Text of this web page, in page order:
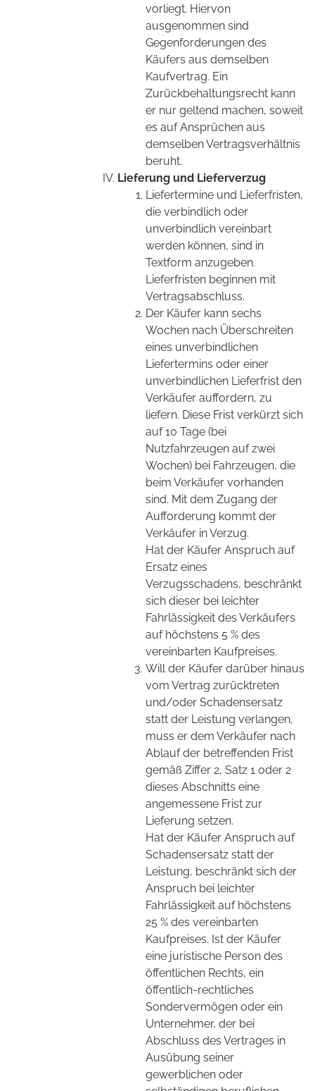
vorliegt. Hiervon
ausgenommen sind
Gegenforderungen des
Käufers aus demselben
Kaufvertrag. Ein
Zurückbehaltungsrecht kann
er nur geltend machen, soweit
es auf Ansprüchen aus
demselben Vertragsverhältnis
beruht.
Lieferung und Lieferverzug
Liefertermine und Lieferfristen,
die verbindlich oder
unverbindlich vereinbart
werden können, sind in
Textform anzugeben.
Lieferfristen beginnen mit
Vertragsabschluss.
Der Käufer kann sechs
Wochen nach Überschreiten
eines unverbindlichen
Liefertermins oder einer
unverbindlichen Lieferfrist den
Verkäufer auffordern, zu
liefern. Diese Frist verkürzt sich
auf 10 Tage (bei
Nutzfahrzeugen auf zwei
Wochen) bei Fahrzeugen, die
beim Verkäufer vorhanden
sind. Mit dem Zugang der
Aufforderung kommt der
Verkäufer in Verzug.
Hat der Käufer Anspruch auf
Ersatz eines
Verzugsschadens, beschränkt
sich dieser bei leichter
Fahrlässigkeit des Verkäufers
auf höchstens 5 % des
vereinbarten Kaufpreises.
Will der Käufer darüber hinaus
vom Vertrag zurücktreten
und/oder Schadensersatz
statt der Leistung verlangen,
muss er dem Verkäufer nach
Ablauf der betreffenden Frist
gemäß Ziffer 2, Satz 1 oder 2
dieses Abschnitts eine
angemessene Frist zur
Lieferung setzen.
Hat der Käufer Anspruch auf
Schadensersatz statt der
Leistung, beschränkt sich der
Anspruch bei leichter
Fahrlässigkeit auf höchstens
25 % des vereinbarten
Kaufpreises. Ist der Käufer
eine juristische Person des
öffentlichen Rechts, ein
öffentlich-rechtliches
Sondervermögen oder ein
Unternehmer, der bei
Abschluss des Vertrages in
Ausübung seiner
gewerblichen oder